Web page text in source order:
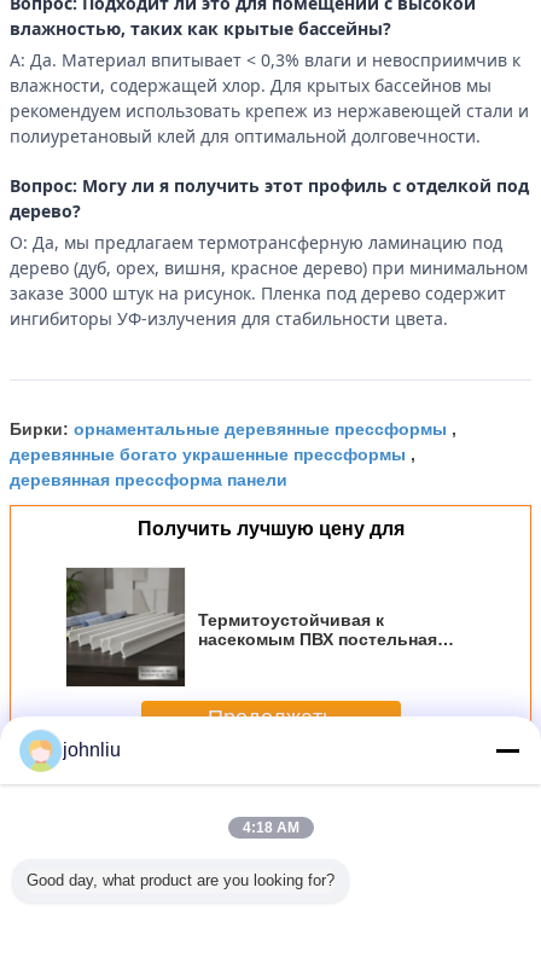
влажностью, таких как крытые бассейны?
А: Да. Материал впитывает < 0,3% влаги и невосприимчив к
влажности, содержащей хлор. Для крытых бассейнов мы
рекомендуем использовать крепеж из нержавеющей стали и
полиуретановый клей для оптимальной долговечности.
Вопрос: Могу ли я получить этот профиль с отделкой под
дерево?
О: Да, мы предлагаем термотрансферную ламинацию под
дерево (дуб, орех, вишня, красное дерево) при минимальном
заказе 3000 штук на рисунок. Пленка под дерево содержит
ингибиторы УФ-излучения для стабильности цвета.
Бирки: орнаментальные деревянные прессформы ,
деревянные богато украшенные прессформы ,
деревянная прессформа панели
Получить лучшую цену для
Термитоустойчивая к
насекомым ПВХ постельная
декоративная стена потолок
отделка формовки
Продолжать
БольшеДекоративные деревянные прессформы
johnliu
4:18 AM
Good day, what product are you looking for?